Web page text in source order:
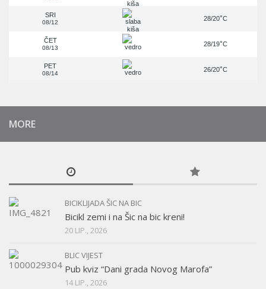
SRI
08/12
28/20°C
ČET
08/13
28/19°C
PET
08/14
26/20°C
MORE
BICIKLIJADA ŠIC NA BIC
Bicikl zemi i na Šic na bic kreni!
20 LIP., 2026
BLIC VIJEST
Pub kviz “Dani grada Novog Marofa”
14 LIP., 2026